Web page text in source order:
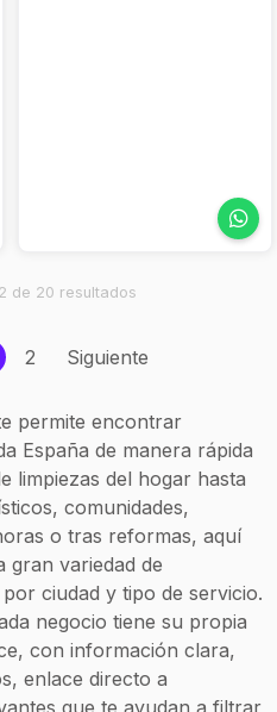
de 20 resultados
2 Siguiente
permite encontrar
España de manera rápida
limpiezas del hogar hasta
comunidades,
o tras reformas, aquí
gran variedad de
ciudad y tipo de servicio.
negocio tiene su propia
con información clara,
enlace directo a